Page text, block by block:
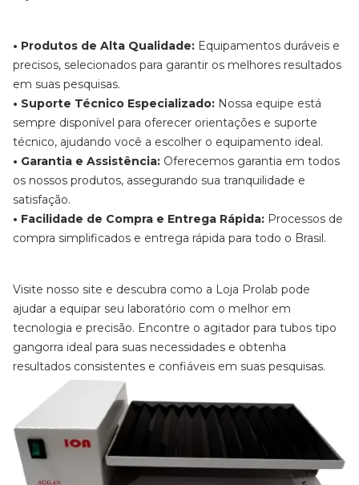
• Produtos de Alta Qualidade: Equipamentos duráveis e
precisos, selecionados para garantir os melhores resultados
em suas pesquisas.
• Suporte Técnico Especializado: Nossa equipe está
sempre disponível para oferecer orientações e suporte
técnico, ajudando você a escolher o equipamento ideal.
• Garantia e Assistência: Oferecemos garantia em todos
os nossos produtos, assegurando sua tranquilidade e
satisfação.
• Facilidade de Compra e Entrega Rápida: Processos de
compra simplificados e entrega rápida para todo o Brasil.
Visite nosso site e descubra como a Loja Prolab pode
ajudar a equipar seu laboratório com o melhor em
tecnologia e precisão. Encontre o agitador para tubos tipo
gangorra ideal para suas necessidades e obtenha
resultados consistentes e confiáveis em suas pesquisas.